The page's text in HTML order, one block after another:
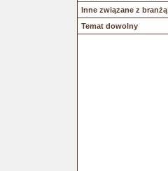
Inne związane z branżą
Temat dowolny